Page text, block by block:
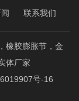
联系我们
橡胶膨胀节，金
体厂家
号-16